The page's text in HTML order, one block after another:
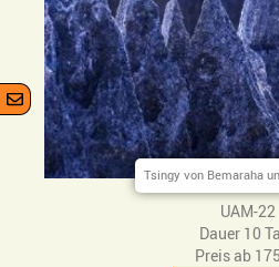
Tsingy von Bemaraha
UAM-22
Dauer 10
Preis ab